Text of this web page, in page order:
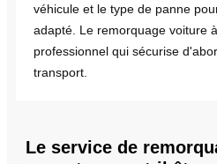
véhicule et le type de panne
adapté. Le remorquage voiture
professionnel qui sécurise
transport.
Le service de